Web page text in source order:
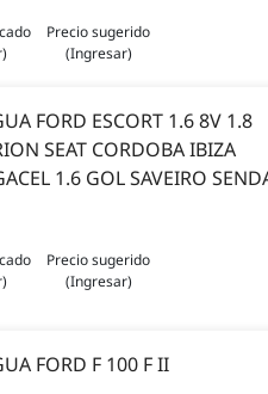
Precio sugerido
(Ingresar)
FORD ESCORT 1.6 8V 1.8
SEAT CORDOBA IBIZA
1.6 GOL SAVEIRO
Precio sugerido
(Ingresar)
FORD F 100 F II